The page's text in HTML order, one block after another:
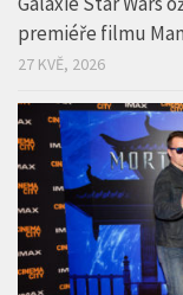
FILMOVÉ NOVINKY/